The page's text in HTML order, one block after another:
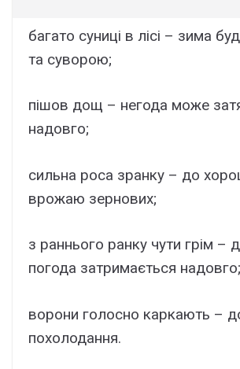
багато суниці в лісі – зима
та суворою;
пішов дощ – негода може
надовго;
сильна роса зранку – до
врожаю зернових;
з раннього ранку чути грім –
погода затримається надовго;
ворони голосно каркають –
похолодання.